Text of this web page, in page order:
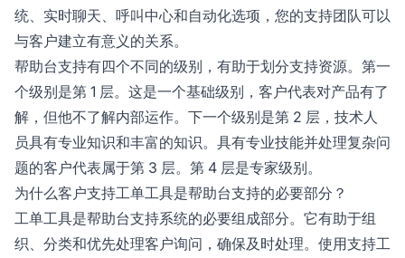
统、实时聊天、呼叫中心和自动化选项，您的支持团队可以
与客户建立有意义的关系。
帮助台支持有四个不同的级别，有助于划分支持资源。第一
个级别是第 1 层。这是一个基础级别，客户代表对产品有了
解，但他不了解内部运作。下一个级别是第 2 层，技术人
员具有专业知识和丰富的知识。具有专业技能并处理复杂问
题的客户代表属于第 3 层。第 4 层是专家级别。
为什么客户支持工单工具是帮助台支持的必要部分？
工单工具是帮助台支持系统的必要组成部分。它有助于组
织、分类和优先处理客户询问，确保及时处理。使用支持工